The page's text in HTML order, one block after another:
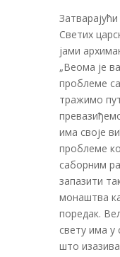
Светих
јами
„Веома је
проблеме
тражимо
има своје
проблеме
саборним
запазити
монаштва
поредак.
свету има у
што